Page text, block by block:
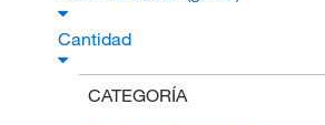
Cantidad
CATEGORÍA